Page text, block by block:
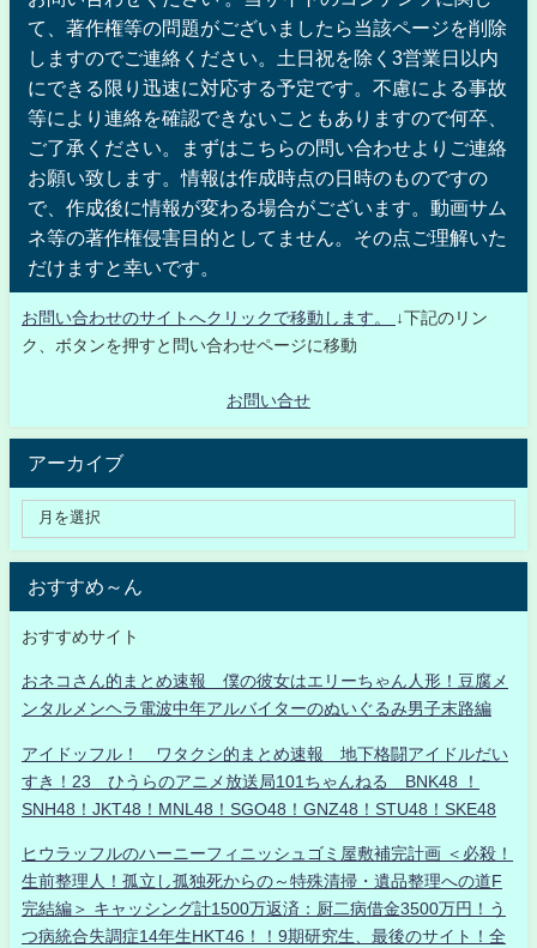
て、著作権等の問題がございましたら当該ページを削除
しますのでご連絡ください。土日祝を除く3営業日以内
にできる限り迅速に対応する予定です。不慮による事故
等により連絡を確認できないこともありますので何卒、
ご了承ください。まずはこちらの問い合わせよりご連絡
お願い致します。情報は作成時点の日時のものですの
で、作成後に情報が変わる場合がございます。動画サム
ネ等の著作権侵害目的としてません。その点ご理解いた
だけますと幸いです。
お問い合わせのサイトへクリックで移動します。
↓下記のリン
ク、ボタンを押すと問い合わせページに移動
お問い合せ
アーカイブ
おすすめ～ん
おすすめサイト
おネコさん的まとめ速報 僕の彼女はエリーちゃん人形！豆腐メ
ンタルメンヘラ電波中年アルバイターのぬいぐるみ男子末路編
アイドッフル！ ワタクシ的まとめ速報 地下格闘アイドルだい
すき！23 ひうらのアニメ放送局101ちゃんねる BNK48 ！
SNH48！JKT48！MNL48！SGO48！GNZ48！STU48！SKE48
ヒウラッフルのハーニーフィニッシュゴミ屋敷補完計画 ＜必殺！
生前整理人！孤立し孤独死からの～特殊清掃・遺品整理への道F
完結編＞ キャッシング計1500万返済：厨二病借金3500万円！う
つ病統合失調症14年生HKT46！！9期研究生、最後のサイト！全